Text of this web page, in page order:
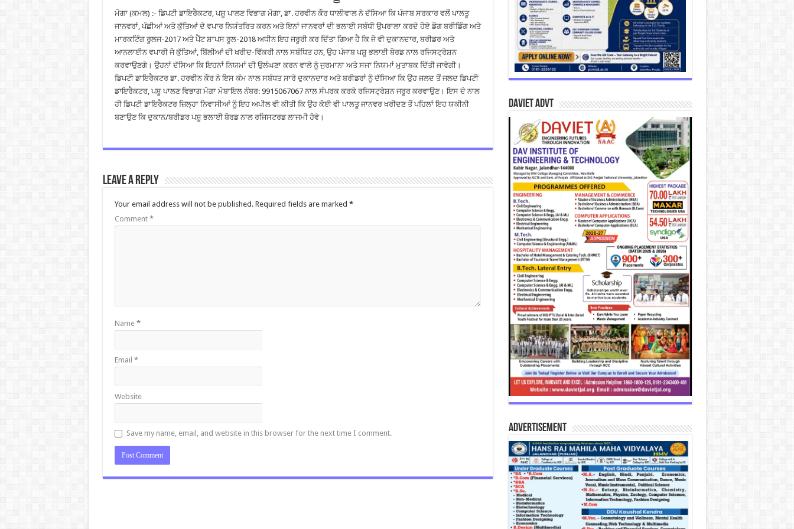
ਮੋਗਾ (ਕਮਲ) :- ਡਿਪਟੀ ਡਾਇਰੈਕਟਰ, ਪਸ਼ੂ ਪਾਲਣ ਵਿਭਾਗ ਮੋਗਾ, ਡਾ. ਹਰਵੀਨ ਕੌਰ ਧਾਲੀਵਾਲ ਨੇ ਦੱਸਿਆ ਕਿ ਪੰਜਾਬ ਸਰਕਾਰ ਵਲੋਂ ਪਾਲਤੂ
ਜਾਨਵਰਾਂ, ਪੰਛੀਆਂ ਅਤੇ ਕੁੱਤਿਆਂ ਦੇ ਵਪਾਰ ਨਿਯੰਤਰਿਤ ਕਰਨ ਅਤੇ ਇਨਾਂ ਜਾਨਵਰਾਂ ਦੀ ਭਲਾਈ ਸਬੰਧੀ ਉਪਰਾਲਾ ਕਰਦੇ ਹੋਏ ਡੌਗ ਬਰੀਡਿੰਗ ਅਤੇ
ਮਾਰਕਟਿੰਗ ਰੂਲਜ-2017 ਅਤੇ ਪੈੱਟ ਸ਼ਾਪਸ ਰੂਲ-2018 ਅਧੀਨ ਇਹ ਜਰੂਰੀ ਕਰ ਦਿੱਤਾ ਗਿਆ ਹੈ ਕਿ ਜੋ ਵੀ ਦੁਕਾਨਦਾਰ, ਬਰੀਡਰ ਅਤੇ
ਆਨਲਾਈਨ ਵਪਾਰੀ ਜੋ ਕੁੱਤਿਆਂ, ਬਿੱਲੀਆਂ ਦੀ ਖਰੀਦ-ਵਿੱਕਰੀ ਨਾਲ ਸਬੰਧਿਤ ਹਨ, ਉਹ ਪੰਜਾਬ ਪਸ਼ੂ ਭਲਾਈ ਬੋਰਡ ਨਾਲ ਰਜਿਸਟ੍ਰੇਸ਼ਨ
ਕਰਵਾਉਣਗੇ। ਉਹਨਾਂ ਦੱਸਿਆ ਕਿ ਇਹਨਾਂ ਨਿਯਮਾਂ ਦੀ ਉਲੰਘਣਾ ਕਰਨ ਵਾਲੇ ਨੂੰ ਜੁਰਮਾਨਾ ਅਤੇ ਸਜਾ ਨਿਯਮਾਂ ਮੁਤਾਬਕ ਦਿੱਤੀ ਜਾਵੇਗੀ।
ਡਿਪਟੀ ਡਾਇਰੈਕਟਰ ਡਾ. ਹਰਵੀਨ ਕੌਰ ਨੇ ਇਸ ਕੰਮ ਨਾਲ ਸਬੰਧਤ ਸਾਰੇ ਦੁਕਾਨਦਾਰ ਅਤੇ ਬਰੀਡਰਾਂ ਨੂੰ ਦੱਸਿਆ ਕਿ ਉਹ ਜਲਦ ਤੋਂ ਜਲਦ ਡਿਪਟੀ
ਡਾਇਰੈਕਟਰ, ਪਸ਼ੂ ਪਾਲਣ ਵਿਭਾਗ ਮੋਗਾ ਮੋਬਾਇਲ ਨੰਬਰ: 9915067067 ਨਾਲ ਸੰਪਰਕ ਕਰਕੇ ਰਜਿਸਟ੍ਰੇਸ਼ਨ ਜਰੂਰ ਕਰਵਾਉਣ। ਇਸ ਦੇ ਨਾਲ
ਹੀ ਡਿਪਟੀ ਡਾਇਰੈਕਟਰ ਜ਼ਿਲ੍ਹਾ ਨਿਵਾਸੀਆਂ ਨੂੰ ਇਹ ਅਪੀਲ ਵੀ ਕੀਤੀ ਕਿ ਉਹ ਕੋਈ ਵੀ ਪਾਲਤੂ ਜਾਨਵਰ ਖਰੀਦਣ ਤੋਂ ਪਹਿਲਾਂ ਇਹ ਯਕੀਨੀ
ਬਣਾਉਣ ਕਿ ਦੁਕਾਨ/ਬਰੀਡਰ ਪਸ਼ੂ ਭਲਾਈ ਬੋਰਡ ਨਾਲ ਰਜਿਸਟਰਡ ਲਾਜਮੀ ਹੋਵੇ।
Leave a Reply
Your email address will not be published. Required fields are marked *
Comment *
Name *
Email *
Website
Save my name, email, and website in this browser for the next time I comment.
DAVIET Advt
Advertisement